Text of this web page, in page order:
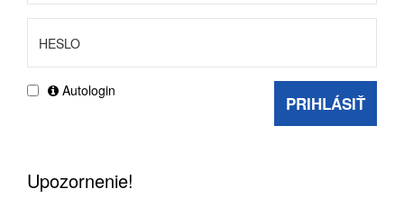
Autologin
PRIHLÁSIŤ
Upozornenie!